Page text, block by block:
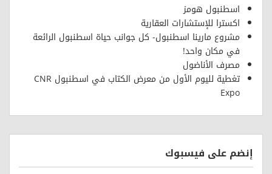
اسطنبول هومز
اكسترا للإستشارات العقارية
مشروع مارينا اسطنبول- كل جوانب حياة اسطنبول الرائعة
في مكان واحد!
مصرف الأناضول
تغطية لليوم الأول من معرض الكتاب في اسطنبول CNR
Expo
إنضم على فيسبوك